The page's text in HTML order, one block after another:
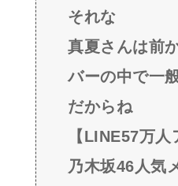
それな
真夏さんは前
バーの中で一
だからね
【LINE57万
乃木坂46人気